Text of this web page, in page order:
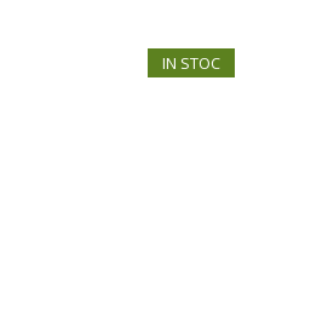
IN STOC